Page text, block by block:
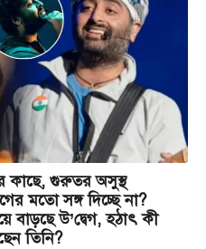
কাছে, গুরুতর অসুস্থ
মতো সঙ্গ দিচ্ছে না?
বাড়ছে উ’দ্বেগ, হঠাৎ কী
তিনি?